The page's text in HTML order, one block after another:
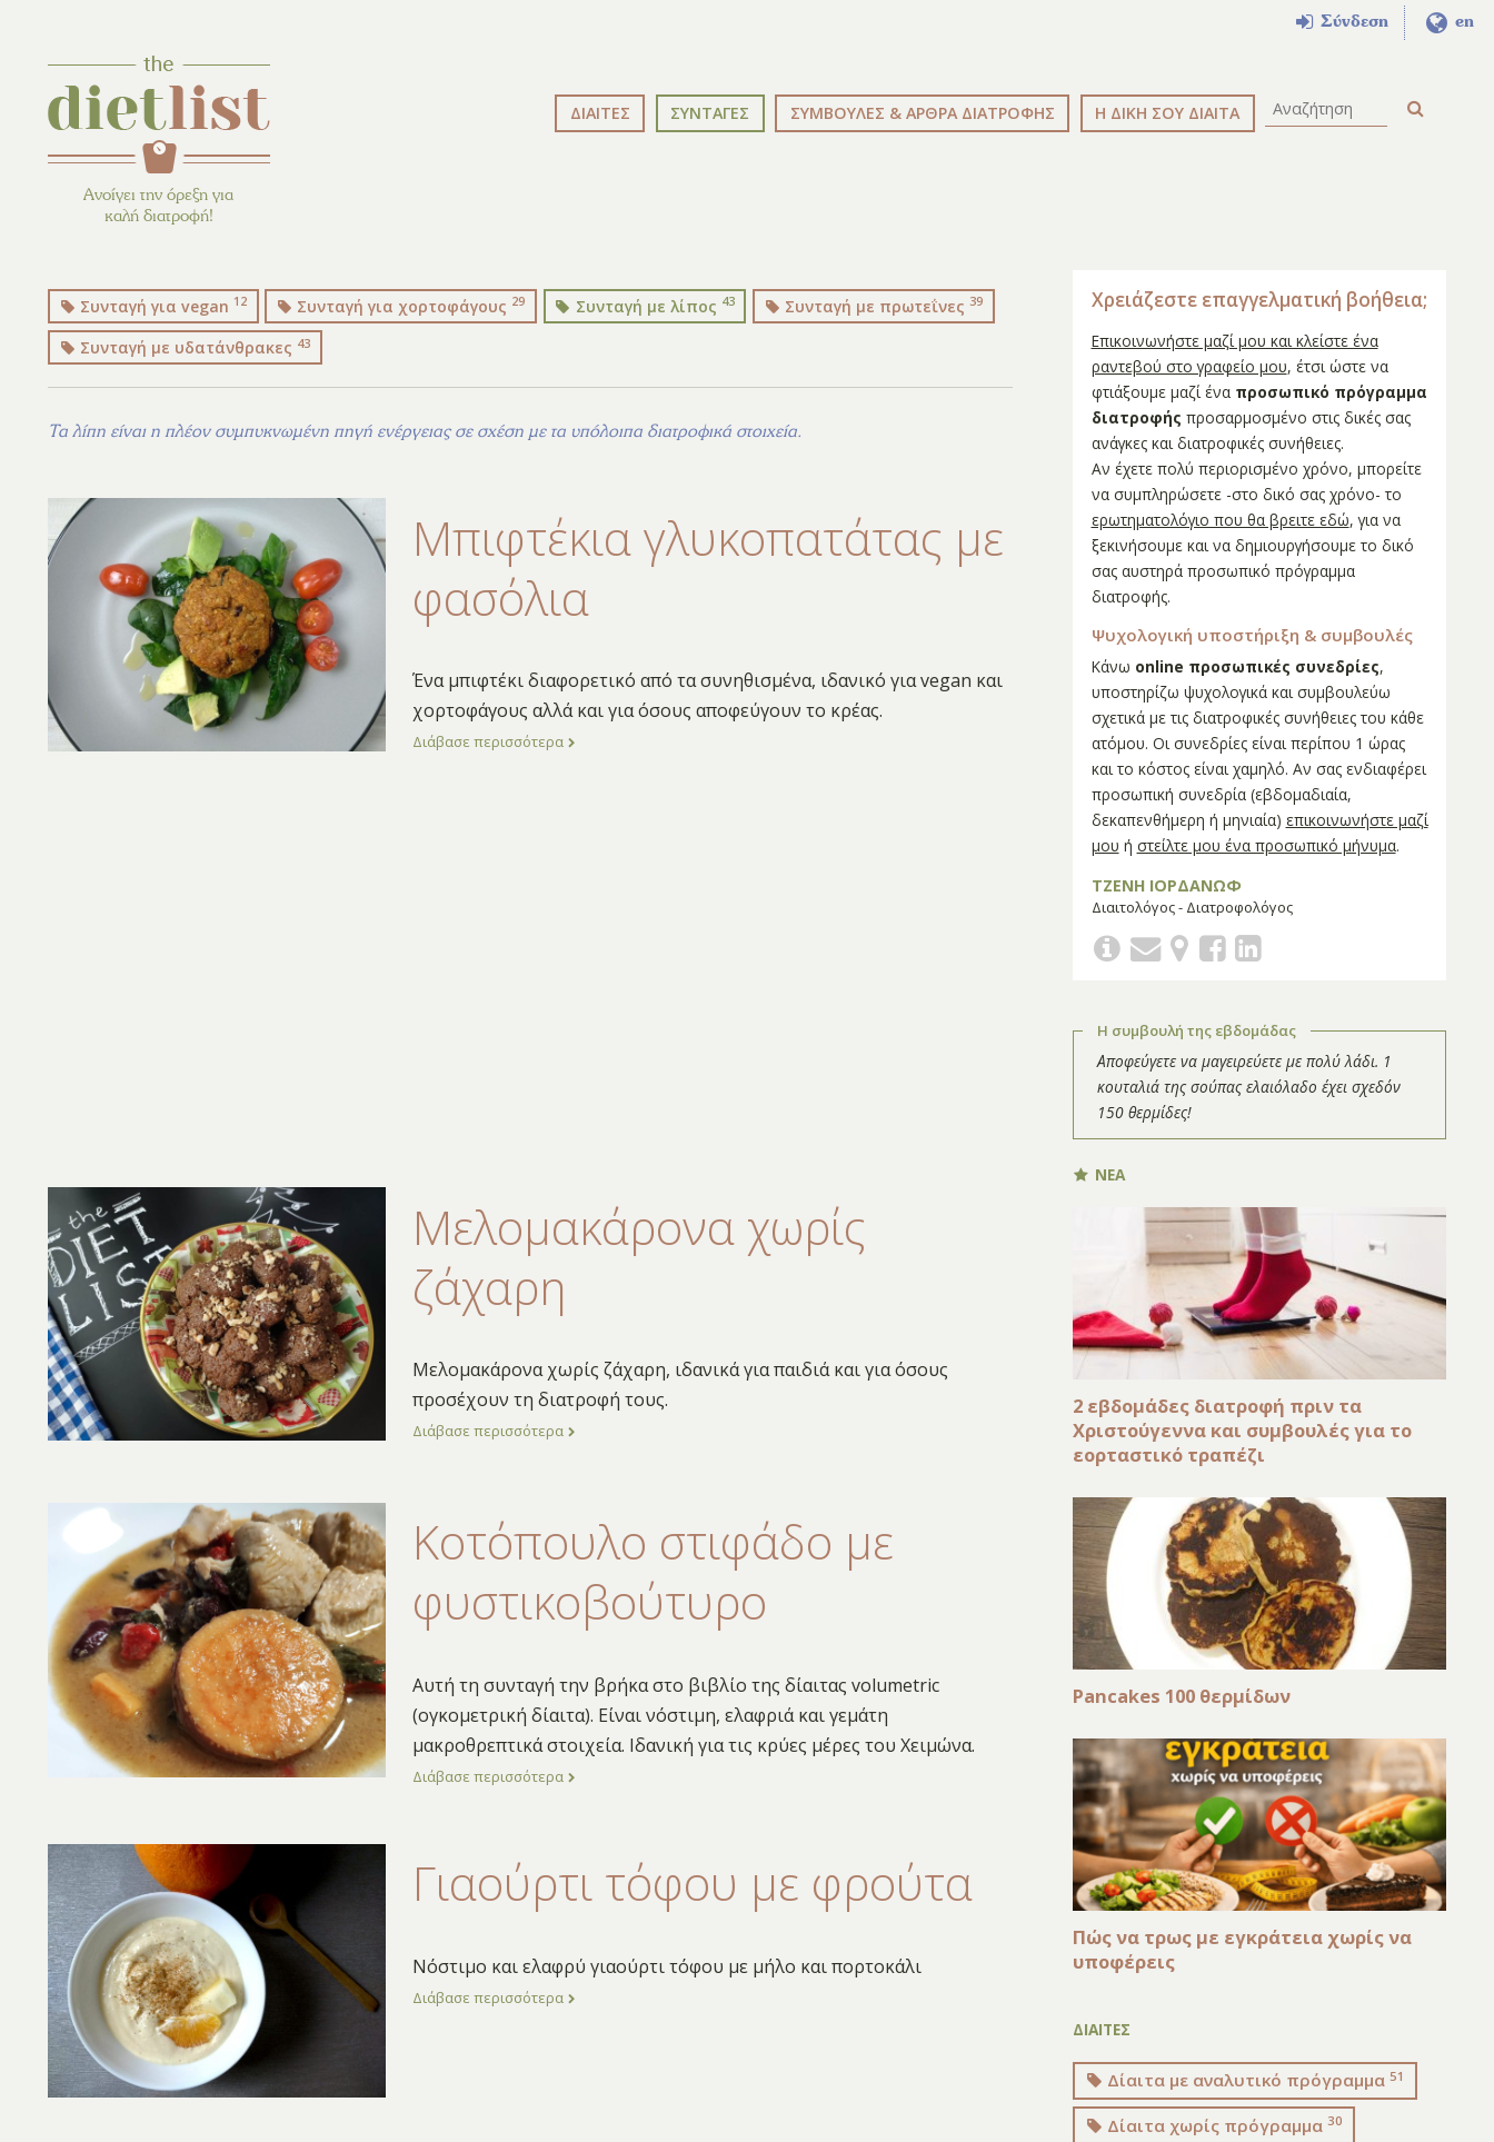
en
Σύνδεση
Ανοίγει την όρεξη για
καλή διατροφή!
ΔΙΑΙΤΕΣ ΣΥΝΤΑΓΕΣ ΣΥΜΒΟΥΛΕΣ & ΑΡΘΡΑ ΔΙΑΤΡΟΦΗΣ Η ΔΙΚΗ ΣΟΥ ΔΙΑΙΤΑ
Συνταγή για vegan 12 Συνταγή για χορτοφάγους 29 Συνταγή με λίπος 43 Συνταγή με πρωτεΐνες 39
Συνταγή με υδατάνθρακες 43
Τα λίπη είναι η πλέον συμπυκνωμένη πηγή ενέργειας σε σχέση με τα υπόλοιπα διατροφικά στοιχεία.
Μπιφτέκια γλυκοπατάτας με
φασόλια
Ένα μπιφτέκι διαφορετικό από τα συνηθισμένα, ιδανικό για vegan και
χορτοφάγους αλλά και για όσους αποφεύγουν το κρέας.
Διάβασε περισσότερα
Μελομακάρονα χωρίς
ζάχαρη
Μελομακάρονα χωρίς ζάχαρη, ιδανικά για παιδιά και για όσους
προσέχουν τη διατροφή τους.
Διάβασε περισσότερα
Κοτόπουλο στιφάδο με
φυστικοβούτυρο
Αυτή τη συνταγή την βρήκα στο βιβλίο της δίαιτας volumetric
(ογκομετρική δίαιτα). Είναι νόστιμη, ελαφριά και γεμάτη
μακροθρεπτικά στοιχεία. Ιδανική για τις κρύες μέρες του Χειμώνα.
Διάβασε περισσότερα
Γιαούρτι τόφου με φρούτα
Νόστιμο και ελαφρύ γιαούρτι τόφου με μήλο και πορτοκάλι
Διάβασε περισσότερα
Χρειάζεστε επαγγελματική βοήθεια;
Επικοινωνήστε μαζί μου και κλείστε ένα
ραντεβού στο γραφείο μου, έτσι ώστε να
φτιάξουμε μαζί ένα προσωπικό πρόγραμμα
διατροφής προσαρμοσμένο στις δικές σας
ανάγκες και διατροφικές συνήθειες.
Αν έχετε πολύ περιορισμένο χρόνο, μπορείτε
να συμπληρώσετε -στο δικό σας χρόνο- το
ερωτηματολόγιο που θα βρειτε εδώ, για να
ξεκινήσουμε και να δημιουργήσουμε το δικό
σας αυστηρά προσωπικό πρόγραμμα
διατροφής.
Ψυχολογική υποστήριξη & συμβουλές
Κάνω online προσωπικές συνεδρίες,
υποστηρίζω ψυχολογικά και συμβουλεύω
σχετικά με τις διατροφικές συνήθειες του κάθε
ατόμου. Οι συνεδρίες είναι περίπου 1 ώρας
και το κόστος είναι χαμηλό. Αν σας ενδιαφέρει
προσωπική συνεδρία (εβδομαδιαία,
δεκαπενθήμερη ή μηνιαία) επικοινωνήστε μαζί
μου ή στείλτε μου ένα προσωπικό μήνυμα.
ΤΖΕΝΗ ΙΟΡΔΑΝΩΦ
Διαιτολόγος - Διατροφολόγος
Η συμβουλή της εβδομάδας
Αποφεύγετε να μαγειρεύετε με πολύ λάδι. 1
κουταλιά της σούπας ελαιόλαδο έχει σχεδόν
150 θερμίδες!
ΝΕΑ
2 εβδομάδες διατροφή πριν τα
Χριστούγεννα και συμβουλές για το
εορταστικό τραπέζι
Pancakes 100 θερμίδων
Πώς να τρως με εγκράτεια χωρίς να
υποφέρεις
ΔΙΑΙΤΕΣ
Δίαιτα με αναλυτικό πρόγραμμα51
Δίαιτα χωρίς πρόγραμμα 30